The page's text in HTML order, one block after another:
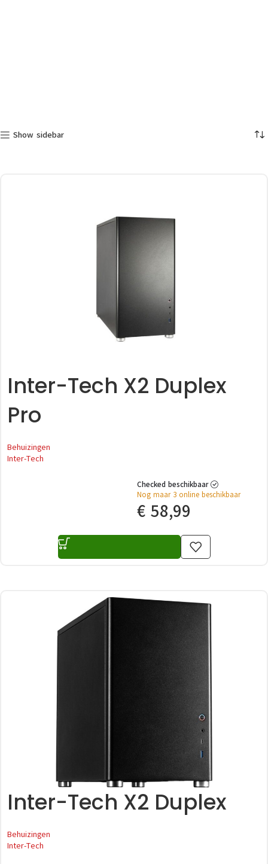
Show sidebar
Inter-Tech X2 Duplex
Pro
Behuizingen
Inter-Tech
Checked beschikbaar
Nog maar 3 online beschikbaar
€ 58,99
Inter-Tech X2 Duplex
Behuizingen
Inter-Tech